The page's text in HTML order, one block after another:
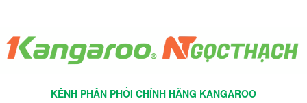
KÊNH PHÂN PHỐI CHÍNH HÃNG KANGAROO